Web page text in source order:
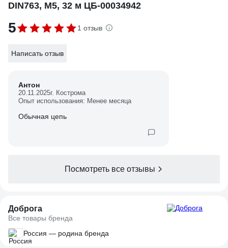
DIN763, М5, 32 м ЦБ-00034942
5 1 отзыв
Написать отзыв
Антон
20.11.2025г. Кострома
Опыт использования: Менее месяца
Обычная цепь
Посмотреть все отзывы
Доброга
Все товары бренда
Россия — родина бренда